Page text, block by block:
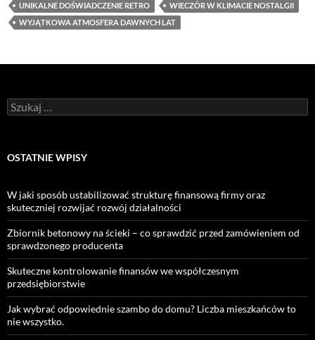
UNIKALNE DOŚWIADCZENIE RETRO
WIECZÓR W KLIMACIE NOSTALGII
WYJĄTKOWA ATMOSFERA DAWNYCH LAT
Szukaj:
OSTATNIE WPISY
W jaki sposób ustabilizować strukturę finansową firmy oraz
skuteczniej rozwijać rozwój działalności
Zbiornik betonowy na ścieki – co sprawdzić przed zamówieniem od
sprawdzonego producenta
Skuteczne kontrolowanie finansów we współczesnym
przedsiębiorstwie
Jak wybrać odpowiednie szambo do domu? Liczba mieszkańców to
nie wszystko.